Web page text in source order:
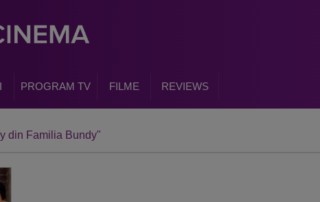
PROGRAM TV FILME REVIEWS
din Familia Bundy"